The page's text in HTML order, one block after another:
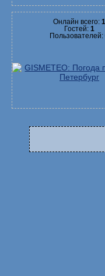
Онлайн всего: 1
Гостей: 1
Пользователей: